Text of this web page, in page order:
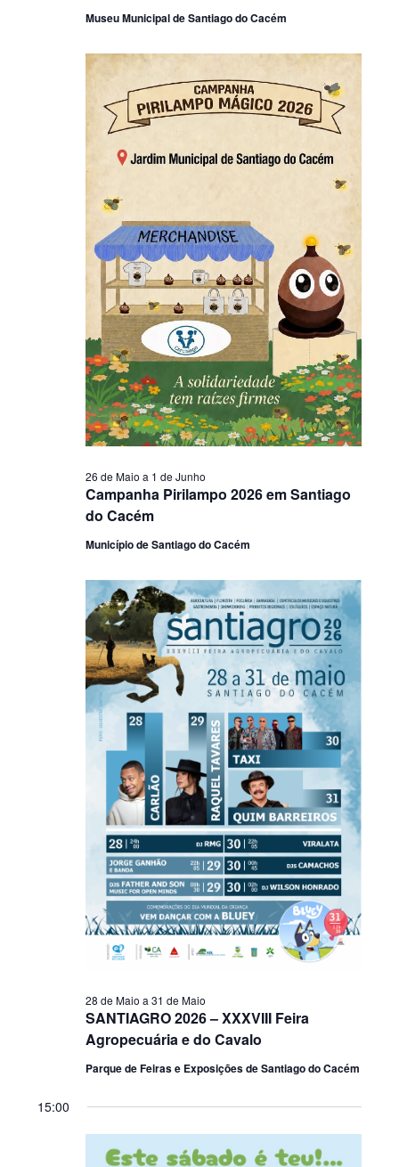
Museu Municipal de Santiago do Cacém
Campanha Pirilampo 2026 em Santiago
do Cacém
26 de Maio a 1 de Junho
Município de Santiago do Cacém
SANTIAGRO 2026 – XXXVIII Feira
Agropecuária e do Cavalo
28 de Maio a 31 de Maio
Parque de Feiras e Exposições de Santiago do Cacém
15:00